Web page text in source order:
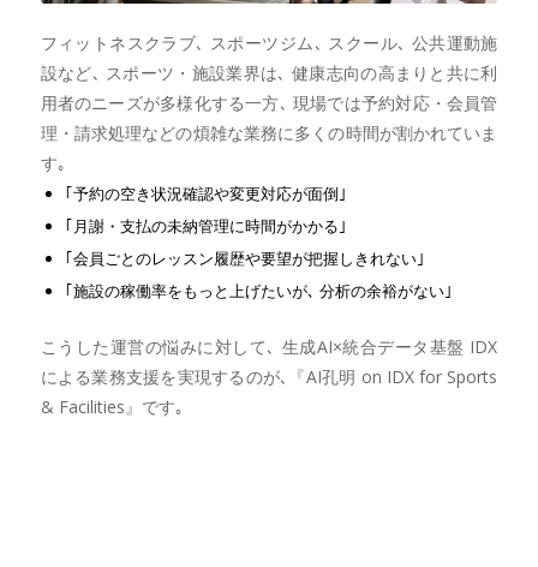
フィットネスクラブ､ スポーツジム､ スクール､ 公共運動施
設など､ スポーツ・施設業界は､ 健康志向の高まりと共に利
用者のニーズが多様化する一方､ 現場では予約対応・会員管
理・請求処理などの煩雑な業務に多くの時間が割かれていま
す｡
｢予約の空き状況確認や変更対応が面倒｣
｢月謝・支払の未納管理に時間がかかる｣
｢会員ごとのレッスン履歴や要望が把握しきれない｣
｢施設の稼働率をもっと上げたいが､ 分析の余裕がない｣
こうした運営の悩みに対して､ 生成AI×統合データ基盤 IDX
による業務支援を実現するのが､『AI孔明 on IDX for Sports
& Facilities』です｡